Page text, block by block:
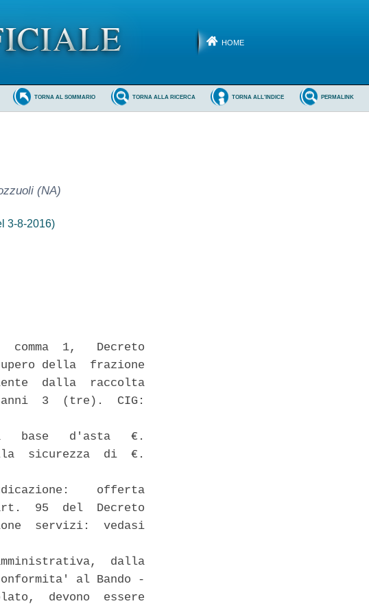
HOME
PERMALINK
TORNA ALL'INDICE
TORNA ALLA RICERCA
TORNA AL SOMMARIO
(NA)
3-8-2016)
comma  1,   Decreto
della  frazione
dalla  raccolta
3  (tre).  CIG:
base   d'asta   €.
sicurezza  di  €.
offerta
95  del  Decreto
servizi:  vedasi
dalla
al Bando -
devono  essere